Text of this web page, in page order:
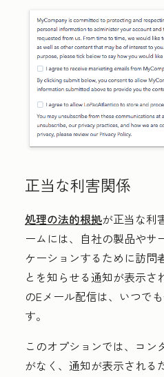
正当な利害関係
処理の法的根拠が正当な利
ームには、自社の製品やサ
ケーションするために訪問
とを知らせる通知が表示さ
のEメール配信は、いつで
す。
このオプションでは、コン
がなく、通知が表示される